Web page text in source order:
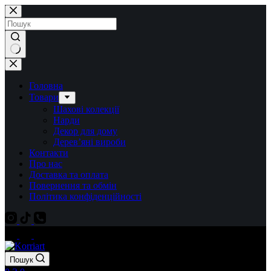
Перейти
до
вмісту
Немає
результатів
Головна
Товари
Шахові колекції
Нарди
Декор для дому
Дерев’яні вироби
Контакти
Про нас
Доставка та оплата
Повернення та обмін
Політика конфіденційності
Пошук